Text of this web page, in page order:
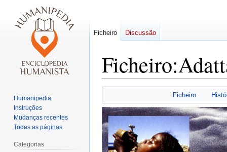
para
a
navegação
para
a
pesquisa
Ficheiro
Ficheiro Discussão
Humanipedia
Instruções
Mudanças recentes
Todas as páginas
Categorias